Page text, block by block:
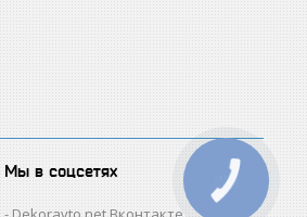
Мы в соцсетях